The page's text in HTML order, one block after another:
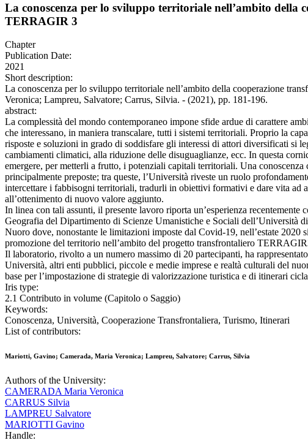
La conoscenza per lo sviluppo territoriale nell’ambito della
TERRAGIR 3
Chapter
Publication Date:
2021
Short description:
La conoscenza per lo sviluppo territoriale nell’ambito della cooperazione
Veronica; Lampreu, Salvatore; Carrus, Silvia. - (2021), pp. 181-196.
abstract:
La complessità del mondo contemporaneo impone sfide ardue di carattere
che interessano, in maniera transcalare, tutti i sistemi territoriali. Proprio la
risposte e soluzioni in grado di soddisfare gli interessi di attori diversificati si
cambiamenti climatici, alla riduzione delle disuguaglianze, ecc. In questa
emergere, per metterli a frutto, i potenziali capitali territoriali. Una
principalmente preposte; tra queste, l’Università riveste un ruolo
intercettare i fabbisogni territoriali, tradurli in obiettivi formativi e dare vita ad
all’ottenimento di nuovo valore aggiunto.
In linea con tali assunti, il presente lavoro riporta un’esperienza recentemente
Geografia del Dipartimento di Scienze Umanistiche e Sociali dell’Università di
Nuoro dove, nonostante le limitazioni imposte dal Covid-19, nell’estate 2020
promozione del territorio nell’ambito del progetto transfrontaliero
Il laboratorio, rivolto a un numero massimo di 20 partecipanti, ha
Università, altri enti pubblici, piccole e medie imprese e realtà culturali del
base per l’impostazione di strategie di valorizzazione turistica e di itinerari
Iris type:
2.1 Contributo in volume (Capitolo o Saggio)
Keywords:
Conoscenza, Università, Cooperazione Transfrontaliera, Turismo, Itinerari
List of contributors:
Mariotti, Gavino; Camerada, Maria Veronica; Lampreu, Salvatore; Carrus, Silvia
Authors of the University:
CAMERADA Maria Veronica
CARRUS Silvia
LAMPREU Salvatore
MARIOTTI Gavino
Handle: